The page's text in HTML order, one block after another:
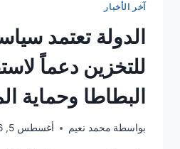
في
الأزمات
آخر الأخبار
الدولة تعتمد
للتخزين دعماً
البطاطا وحماية
بواسطة محمد نعيم أغسطس 5, 2026